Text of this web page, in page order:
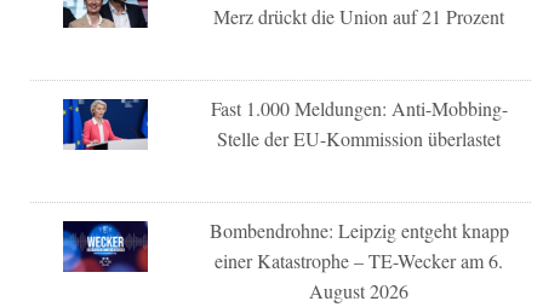
Merz drückt die Union auf 21 Prozent
Fast 1.000 Meldungen: Anti-Mobbing-
Stelle der EU-Kommission überlastet
Bombendrohne: Leipzig entgeht knapp
einer Katastrophe – TE-Wecker am 6.
August 2026